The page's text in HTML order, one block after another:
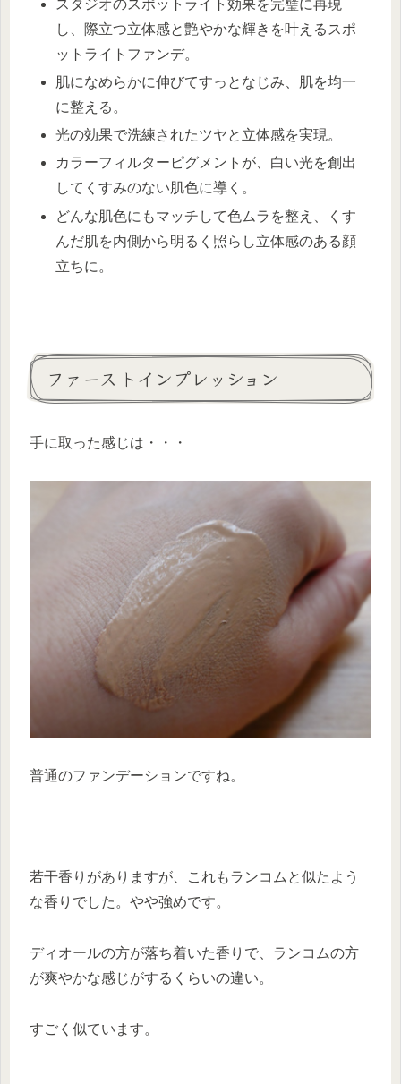
スタジオのスポットライト効果を完璧に再現
し、際立つ立体感と艶やかな輝きを叶えるスポ
ットライトファンデ。
肌になめらかに伸びてすっとなじみ、肌を均一
に整える。
光の効果で洗練されたツヤと立体感を実現。
カラーフィルターピグメントが、白い光を創出
してくすみのない肌色に導く。
どんな肌色にもマッチして色ムラを整え、くす
んだ肌を内側から明るく照らし立体感のある顔
立ちに。
ファーストインプレッション
手に取った感じは・・・
普通のファンデーションですね。
若干香りがありますが、これもランコムと似たよう
な香りでした。やや強めです。
ディオールの方が落ち着いた香りで、ランコムの方
が爽やかな感じがするくらいの違い。
すごく似ています。